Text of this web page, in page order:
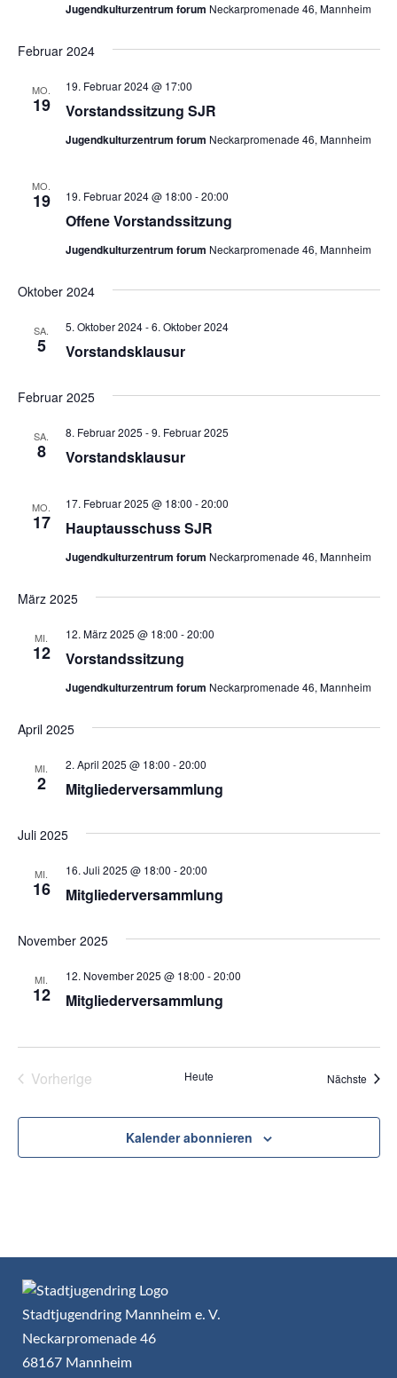
Jugendkulturzentrum forum Neckarpromenade 46, Mannheim
Februar 2024
MO.
19 Vorstandssitzung SJR
19. Februar 2024 @ 17:00
Jugendkulturzentrum forum Neckarpromenade 46, Mannheim
MO.
19
Offene Vorstandssitzung
19. Februar 2024 @ 18:00 -20:00
Jugendkulturzentrum forum Neckarpromenade 46, Mannheim
Oktober 2024
SA.
5 Vorstandsklausur
5. Oktober 2024-6. Oktober 2024
Februar 2025
SA.
8 Vorstandsklausur
8. Februar 2025 -9. Februar 2025
MO.
17 Hauptausschuss SJR
17. Februar 2025 @ 18:00 -20:00
Jugendkulturzentrum forum Neckarpromenade 46, Mannheim
März 2025
MI.
12 Vorstandssitzung
12. März 2025 @ 18:00 -20:00
Jugendkulturzentrum forum Neckarpromenade 46, Mannheim
April 2025
MI.
2 Mitgliederversammlung
2. April 2025 @ 18:00 -20:00
Juli 2025
MI.
16 Mitgliederversammlung
16. Juli 2025 @ 18:00 -20:00
November 2025
MI.
12 Mitgliederversammlung
12. November 2025 @ 18:00 -20:00
Vorherige
Heute Nächste
Kalender abonnieren
Stadtjugendring Mannheim e. V.
Neckarpromenade 46
68167 Mannheim